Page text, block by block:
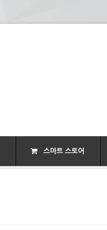
스마트 스토어